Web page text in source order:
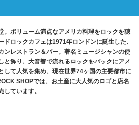
。ボリューム満点なアメリカ料理をロックを聴
ドロックカフェは1971年ロンドンに誕生した、
ンレストラン＆バー。著名ミュージシャンの使
と飾り、大音響で流れるロックをバックにアメ
して人気を集め、現在世界74ヶ国の主要都市に
SHOPでは、お土産に大人気のロゴと店名
しています。